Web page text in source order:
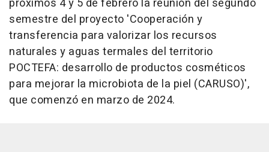
próximos 4 y 5 de febrero la reunión del segundo
semestre del proyecto 'Cooperación y
transferencia para valorizar los recursos
naturales y aguas termales del territorio
POCTEFA: desarrollo de productos cosméticos
para mejorar la microbiota de la piel (CARUSO)',
que comenzó en marzo de 2024.